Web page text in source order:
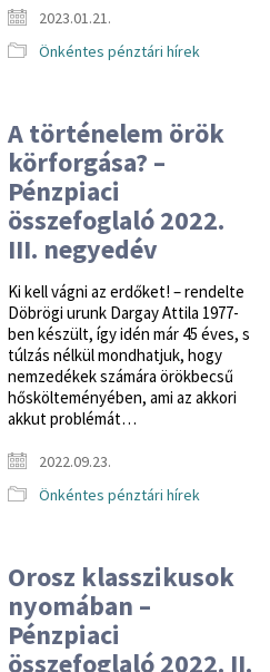
2023.01.21.
Önkéntes pénztári hírek
A történelem örök
körforgása? –
Pénzpiaci
összefoglaló 2022.
III. negyedév
Ki kell vágni az erdőket! – rendelte
Döbrögi urunk Dargay Attila 1977-
ben készült, így idén már 45 éves, s
túlzás nélkül mondhatjuk, hogy
nemzedékek számára örökbecsű
hőskölteményében, ami az akkori
akkut problémát…
2022.09.23.
Önkéntes pénztári hírek
Orosz klasszikusok
nyomában –
Pénzpiaci
összefoglaló 2022. II.